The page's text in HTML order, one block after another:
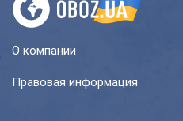
О компании
Правовая информация